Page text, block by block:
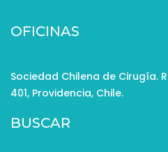
OFICINAS
Sociedad Chilena de Cirugía.
401, Providencia, Chile.
BUSCAR